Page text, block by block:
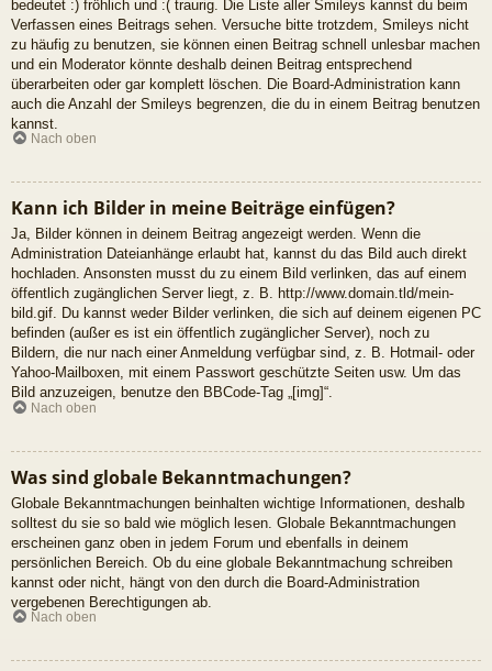
bedeutet :) fröhlich und :( traurig. Die Liste aller Smileys kannst du beim
Verfassen eines Beitrags sehen. Versuche bitte trotzdem, Smileys nicht
zu häufig zu benutzen, sie können einen Beitrag schnell unlesbar machen
und ein Moderator könnte deshalb deinen Beitrag entsprechend
überarbeiten oder gar komplett löschen. Die Board-Administration kann
auch die Anzahl der Smileys begrenzen, die du in einem Beitrag benutzen
kannst.
Nach oben
Kann ich Bilder in meine Beiträge einfügen?
Ja, Bilder können in deinem Beitrag angezeigt werden. Wenn die
Administration Dateianhänge erlaubt hat, kannst du das Bild auch direkt
hochladen. Ansonsten musst du zu einem Bild verlinken, das auf einem
öffentlich zugänglichen Server liegt, z. B. http://www.domain.tld/mein-
bild.gif. Du kannst weder Bilder verlinken, die sich auf deinem eigenen PC
befinden (außer es ist ein öffentlich zugänglicher Server), noch zu
Bildern, die nur nach einer Anmeldung verfügbar sind, z. B. Hotmail- oder
Yahoo-Mailboxen, mit einem Passwort geschützte Seiten usw. Um das
Bild anzuzeigen, benutze den BBCode-Tag „[img]“.
Nach oben
Was sind globale Bekanntmachungen?
Globale Bekanntmachungen beinhalten wichtige Informationen, deshalb
solltest du sie so bald wie möglich lesen. Globale Bekanntmachungen
erscheinen ganz oben in jedem Forum und ebenfalls in deinem
persönlichen Bereich. Ob du eine globale Bekanntmachung schreiben
kannst oder nicht, hängt von den durch die Board-Administration
vergebenen Berechtigungen ab.
Nach oben